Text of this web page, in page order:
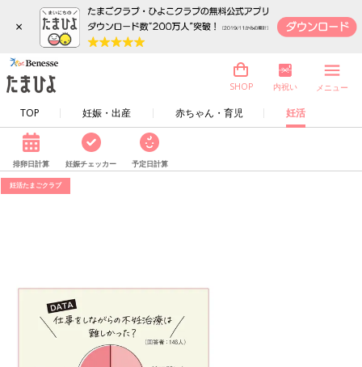
×
TOP 妊娠・出産 赤ちゃん・育児 妊活
SHOP 内祝い メニュー
排卵日計算 妊娠チェッカー 予定日計算
妊活たまごクラブ